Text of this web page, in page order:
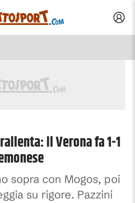
il Verona fa 1-1
sopra con Mogos, poi
su rigore. Pazzini